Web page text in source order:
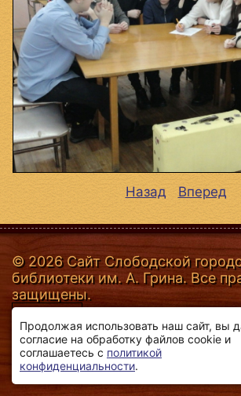
Назад Вперед
© 2026 Сайт Слободской
библиотеки им. А. Грина. Все
защищены.
Продолжая использовать наш сайт, вы
согласие на обработку файлов cookie и
соглашаетесь с политикой
конфиденциальности.